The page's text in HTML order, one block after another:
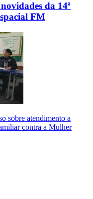
da 14ª
FM
sobre atendimento a
contra a Mulher